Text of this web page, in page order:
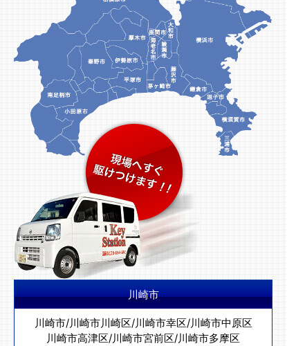
川崎市
川崎市/川崎市川崎区/川崎市幸区/川崎市中原区
川崎市高津区/川崎市宮前区/川崎市多摩区